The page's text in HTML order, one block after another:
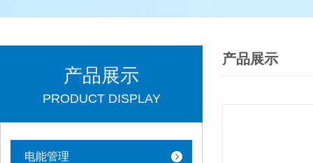
产品展示
PRODUCT DISPLAY
电能管理
产品展示